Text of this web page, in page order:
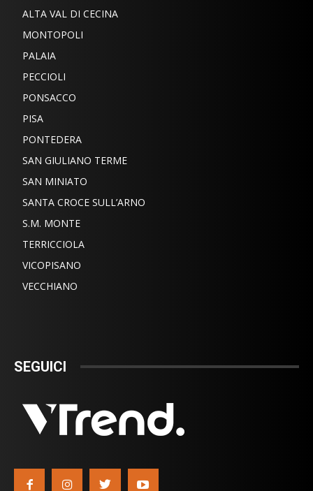
ALTA VAL DI CECINA
MONTOPOLI
PALAIA
PECCIOLI
PONSACCO
PISA
PONTEDERA
SAN GIULIANO TERME
SAN MINIATO
SANTA CROCE SULL’ARNO
S.M. MONTE
TERRICCIOLA
VICOPISANO
VECCHIANO
SEGUICI